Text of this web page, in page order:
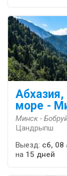
море -
Минск -
Цандрыпш
Выезд: сб, 08
на 15 дней